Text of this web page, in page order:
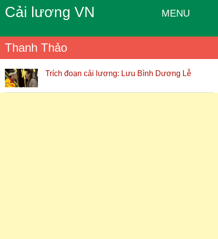
Cải lương VN MENU
Thanh Thảo
Trích đoạn cải lương: Lưu Bình Dương Lễ